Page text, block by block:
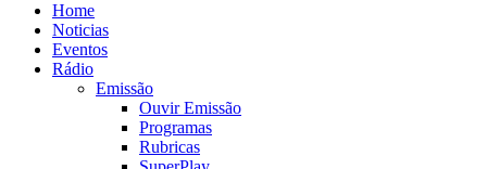
Home
Noticias
Eventos
Rádio
Emissão
Ouvir Emissão
Programas
Rubricas